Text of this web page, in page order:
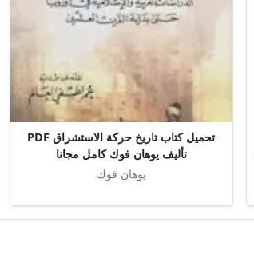
تحميل كتاب تاريخ حركة الاستشراق PDF
تأليف يوهان فوك كامل مجانا
يوهان فوك